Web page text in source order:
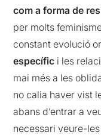
com a forma de
per molts
constant evolució
específic i les
mai més a les
no calia haver vist
abans d’entrar a
necessari veure-